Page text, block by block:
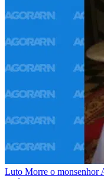
Luto Morre o monsenhor